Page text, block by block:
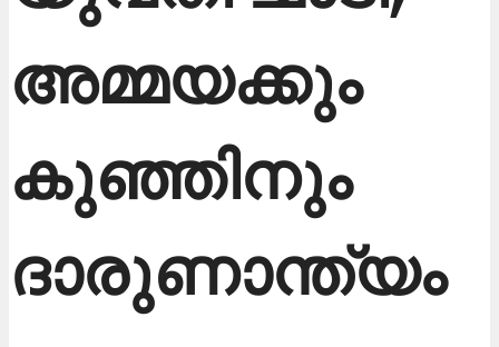
അമ്മയക്കും
കുഞ്ഞിനും
ദാരുണാന്ത്യം